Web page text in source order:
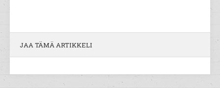
JAA TÄMÄ ARTIKKELI